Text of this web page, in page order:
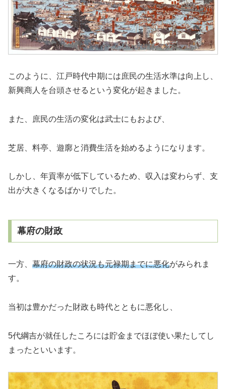
このように、江戸時代中期には庶民の生活水準は向上し、
新興商人を台頭させるという変化が起きました。
また、庶民の生活の変化は武士にもおよび、
芝居、料亭、遊廓と消費生活を始めるようになります。
しかし、年貢率が低下しているため、収入は変わらず、支
出が大きくなるばかりでした。
幕府の財政
一方、 幕府の財政の状況も元禄期までに悪化がみられま
す。
当初は豊かだった財政も時代とともに悪化し、
5代綱吉が就任したころには貯金までほぼ使い果たしてし
まったといいます。